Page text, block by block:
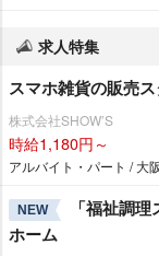
求人特集
スマホ雑貨の販売
株式会社SHOW’S
時給1,180円～
アルバイト・パート / 大
NEW
「福祉調
ホーム